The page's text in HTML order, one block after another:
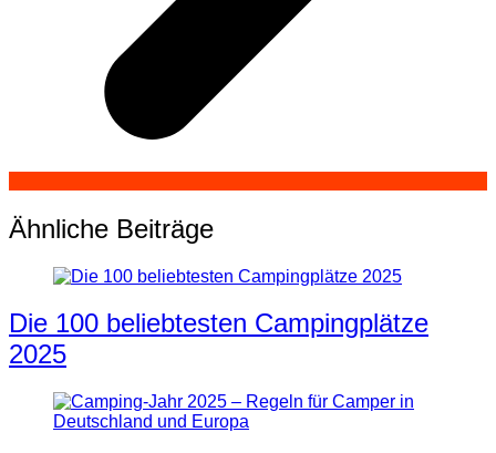
Ähnliche Beiträge
Die 100 beliebtesten Campingplätze
2025